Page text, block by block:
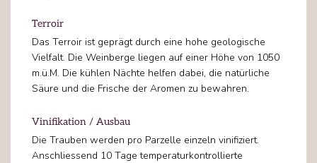
Terroir
Das Terroir ist geprägt durch eine hohe geologische
Vielfalt. Die Weinberge liegen auf einer Höhe von 1050
m.ü.M. Die kühlen Nächte helfen dabei, die natürliche
Säure und die Frische der Aromen zu bewahren.
Vinifikation / Ausbau
Die Trauben werden pro Parzelle einzeln vinifiziert.
Anschliessend 10 Tage temperaturkontrollierte